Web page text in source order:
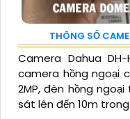
THÔNG SỐ
Camera Dahua DH-
camera hồng ngoại
2MP, đèn hồng
sát lên đến 10m trong